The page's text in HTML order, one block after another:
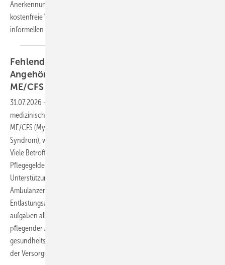
Anerkennung der Leistungen pflegender Angehöriger muss über
kostenfreie Wertschätzung hinausgehen, wenn die tragende Säule der
informellen Pflege auch in Zukunft stabil bleiben
Fehlende Unterstützung für pflegende
Angehörige in Österreich – das Beispiel
ME/CFS
31.07.2026 -
medizinischer Versorgung und sozialer Absicherung für Menschen mit
ME/CFS (Myalgische Enzephalomyelitis/Chronisches Fatigue-
Syndrom), wodurch pflegende Angehörige massiv belastet werden.
Viele Betroffene erhalten keine oder zu niedrige
Pflegegeldeinstufungen, wodurch notwendige
Unterstützungsleistungen verwehrt bleiben. Der Mangel an
Ambulanzen, Forschungseinrichtungen und strukturellen
Entlastungsangeboten zwingt Familien dazu, komplexe Pflege­
aufgaben allein zu bewältigen. Die Interessengemeinschaft
pflegender Angehöriger fordert daher eine klare
gesundheitspolitische Priorisierung und nachhaltige Verbesserungen
derVersorgungssituation.